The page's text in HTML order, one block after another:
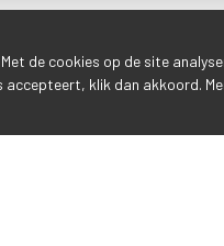
de cookies op de site
klik dan akkoord.